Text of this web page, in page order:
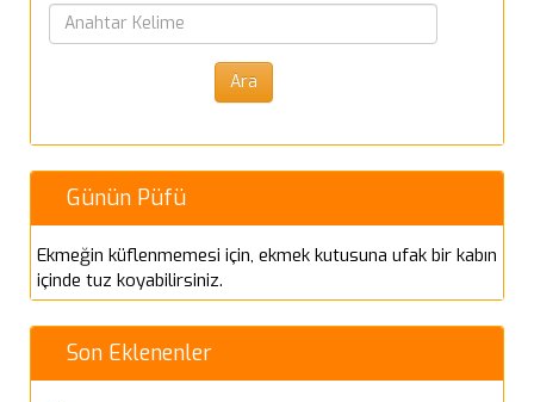
Günün Püfü
Ekmeğin küflenmemesi için, ekmek kutusuna ufak bir kabın
içinde tuz koyabilirsiniz.
Son Eklenenler